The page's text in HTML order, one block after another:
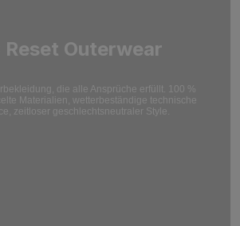
Reset Outerwear
die alle Ansprüche erfüllt. 100 %
Materialien, wetterbeständige technische
zeitloser geschlechtsneutraler Style.